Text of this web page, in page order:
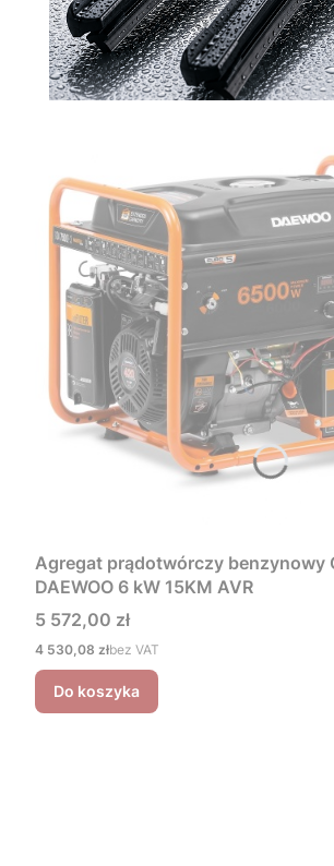
Agregat prądotwórczy benzynowy
DAEWOO 6 kW 15KM AVR
Cena
5 572,00 zł
Cena
4 530,08 złbez VAT
Do koszyka